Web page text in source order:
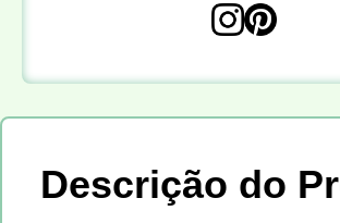
Descrição do